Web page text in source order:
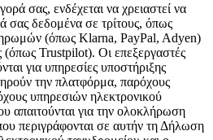
σας, ενδέχεται να χρειαστεί να
σας δεδομένα σε τρίτους, όπως
(όπως Klarna, PayPal, Adyen)
(όπως Trustpilot). Οι επεξεργαστές
για υπηρεσίες υποστήριξης
την πλατφόρμα, παρόχους
υπηρεσιών ηλεκτρονικού
απαιτούνται για την ολοκλήρωση
περιγράφονται σε αυτήν τη Δήλωση